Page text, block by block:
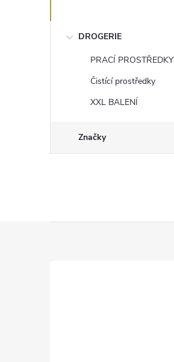
DROGERIE
PRACÍ PROSTŘEDKY
Čistící prostředky
XXL BALENÍ
Značky